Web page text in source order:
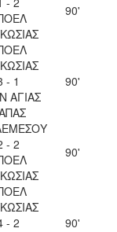
90'
- 1
ΑΓΙΑΣ
90'
- 2
90'
- 2
90'